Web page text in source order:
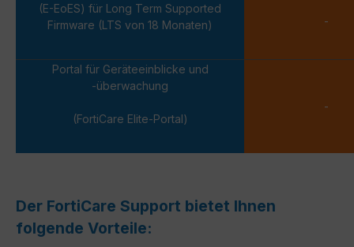
(E-EoES) für Long Term Supported
Firmware (LTS von 18 Monaten)
-
Portal für Geräteeinblicke und
-überwachung
(FortiCare Elite-Portal)
-
Der FortiCare Support bietet Ihnen
folgende Vorteile: